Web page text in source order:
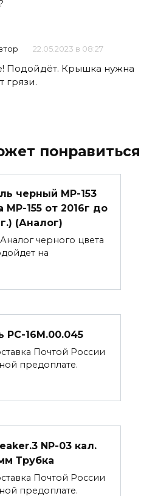
22.05.2023 в 08:27
Подойдёт. Крышка нужна
грязи.
понравиться
черный МР-153
МР-155 от 2016г до
(Аналог)
черного цвета
на
РС-16М.00.045
Почтой России
предоплате.
NP-03 кал.
Трубка
Почтой России
предоплате.